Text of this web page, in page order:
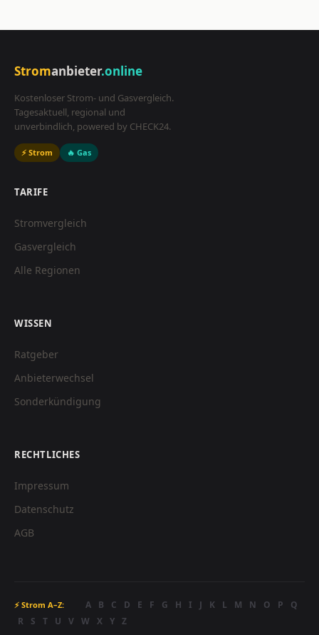
Stromanbieter.online
Kostenloser Strom- und Gasvergleich.
Tagesaktuell, regional und
unverbindlich, powered by CHECK24.
⚡ Strom 🔥 Gas
TARIFE
Stromvergleich
Gasvergleich
Alle Regionen
WISSEN
Ratgeber
Anbieterwechsel
Sonderkündigung
RECHTLICHES
Impressum
Datenschutz
AGB
⚡ Strom A–Z: A B C D E F G H I J K L M N O P
Q
R
S T U V W X Y Z